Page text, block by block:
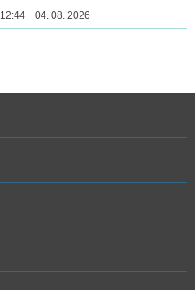
12:44 04. 08. 2026